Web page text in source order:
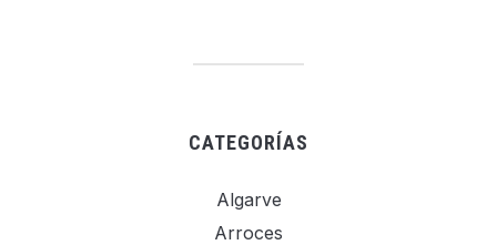
CATEGORÍAS
Algarve
Arroces